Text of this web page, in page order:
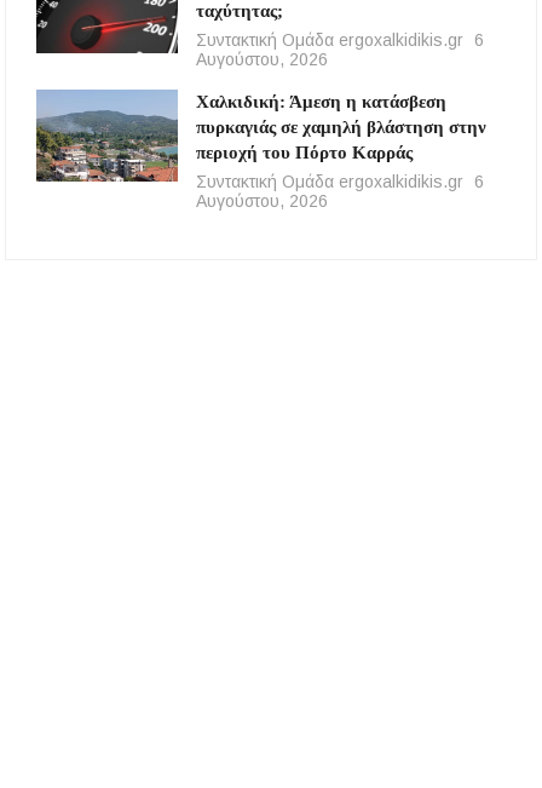
ταχύτητας;
Συντακτική Ομάδα ergoxalkidikis.gr
6
Αυγούστου, 2026
Χαλκιδική: Άμεση η κατάσβεση
πυρκαγιάς σε χαμηλή βλάστηση στην
περιοχή του Πόρτο Καρράς
Συντακτική Ομάδα ergoxalkidikis.gr
6
Αυγούστου, 2026